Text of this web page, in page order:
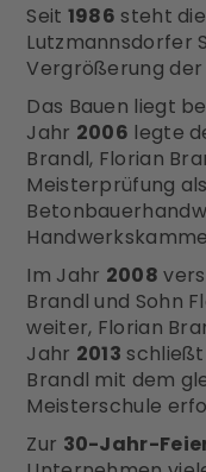
Seit 1986 steht
Lutzmannsdorfer
Vergrößerung der
Das Bauen liegt
Jahr 2006 legte
Brandl, Florian
Meisterprüfung
Im Jahr 2008
Brandl und Sohn
weiter, Florian
Jahr 2013
Brandl mit dem
Meisterschule
Zur 30-Jahr-